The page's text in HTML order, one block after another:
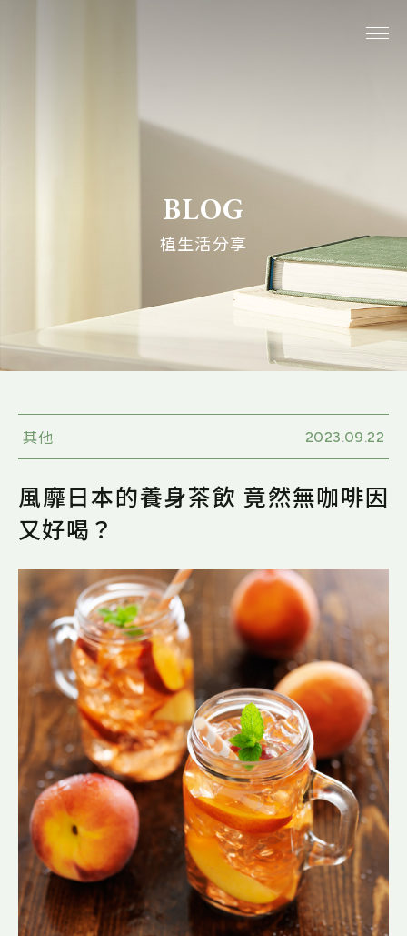
關於我們
最新消息
植生活分享
購物說明
BLOG
植生活分享
其他 2023.09.22
風靡日本的養身茶飲 竟然無咖啡因
又好喝？